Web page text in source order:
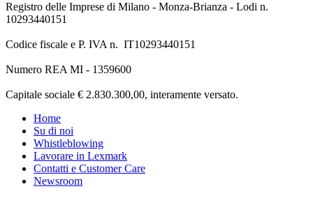
Registro delle Imprese di Milano - Monza-Brianza - Lodi n.
10293440151
Codice fiscale e P. IVA n. IT10293440151
Numero REA MI - 1359600
Capitale sociale € 2.830.300,00, interamente versato.
Home
Su di noi
Whistleblowing
Lavorare in Lexmark
Contatti e Customer Care
Newsroom